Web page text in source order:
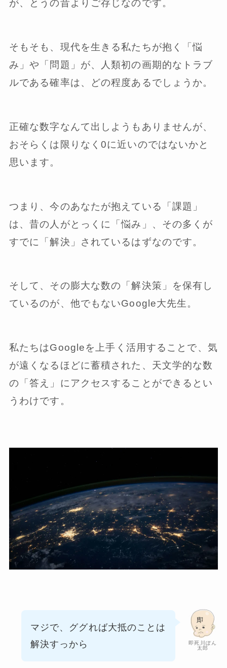
が、とうの昔よりご存じなのです。
そもそも、現代を生きる私たちが抱く「悩
み」や「問題」が、人類初の画期的なトラブ
ルである確率は、どの程度あるでしょうか。
正確な数字なんて出しようもありませんが、
おそらくは限りなく0に近いのではないかと
思います。
つまり、今のあなたが抱えている「課題」
は、昔の人がとっくに「悩み」、その多くが
すでに「解決」されているはずなのです。
そして、その膨大な数の「解決策」を保有し
ているのが、他でもないGoogle大先生。
私たちはGoogleを上手く活用することで、気
が遠くなるほどに蓄積された、天文学的な数
の「答え」にアクセスすることができるとい
うわけです。
即死川ぽん
太郎
マジで、ググれば大抵のことは
解決すっから